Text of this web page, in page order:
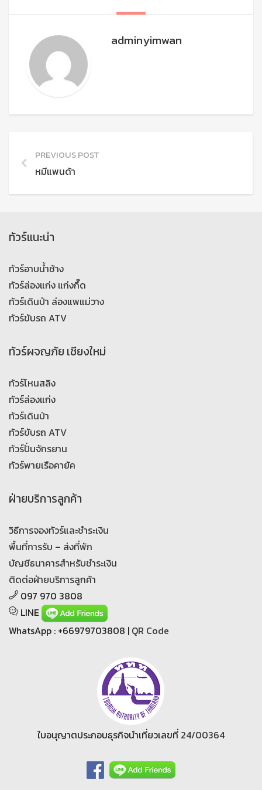
adminyimwan
PREVIOUS POST
หมีแพนด้า
ทัวร์แนะนำ
ทัวร์อาบน้ำช้าง
ทัวร์ล่องแก่ง แก่งกึ๊ด
ทัวร์เดินป่า ล่องแพแม่วาง
ทัวร์ขับรถ ATV
ทัวร์ผจญภัย เชียงใหม่
ทัวร์โหนสลิง
ทัวร์ล่องแก่ง
ทัวร์เดินป่า
ทัวร์ขับรถ ATV
ทัวร์ปั่นจักรยาน
ทัวร์พายเรือคายัค
ฝ่ายบริการลูกค้า
วิธีการจองทัวร์และชำระเงิน
พื้นที่การรับ – ส่งที่พัก
บัญชีธนาคารสำหรับชำระเงิน
ติดต่อฝ่ายบริการลูกค้า
097 970 3808
LINE
WhatsApp : +66979703808 | QR Code
ใบอนุญาตประกอบธุรกิจนำเที่ยวเลขที่ 24/00364